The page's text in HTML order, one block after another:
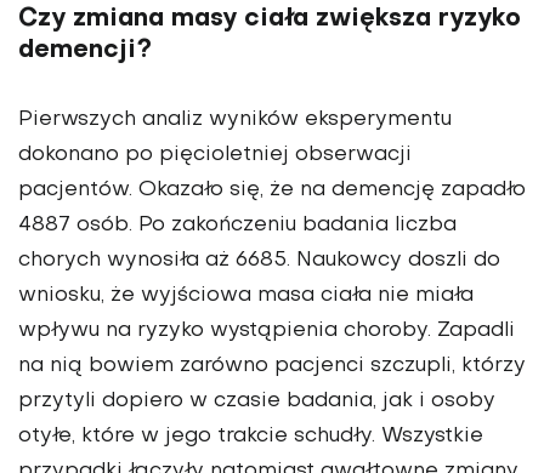
Czy zmiana masy ciała zwiększa ryzyko
demencji?
Pierwszych analiz wyników eksperymentu
dokonano po pięcioletniej obserwacji
pacjentów. Okazało się, że na demencję zapadło
4887 osób. Po zakończeniu badania liczba
chorych wynosiła aż 6685. Naukowcy doszli do
wniosku, że wyjściowa masa ciała nie miała
wpływu na ryzyko wystąpienia choroby. Zapadli
na nią bowiem zarówno pacjenci szczupli, którzy
przytyli dopiero w czasie badania, jak i osoby
otyłe, które w jego trakcie schudły. Wszystkie